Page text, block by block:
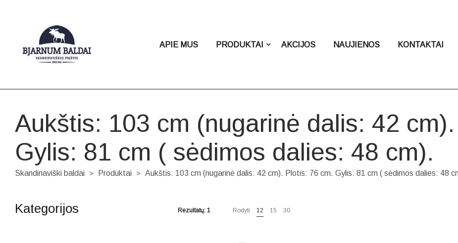
APIE MUS PRODUKTAI AKCIJOS NAUJIENOS KONTAKTAI
Aukštis: 103 cm (nugarinė dalis: 42
Gylis: 81 cm ( sėdimos dalies: 48 cm).
Skandinaviški baldai > Produktai > Aukštis: 103 cm (nugarinė dalis: 42 cm). Plotis: 76 cm. Gylis: 81 cm ( sėdimos dalies: 48
Rezultatų: 1 Rodyti 12 15 30
Kategorijos